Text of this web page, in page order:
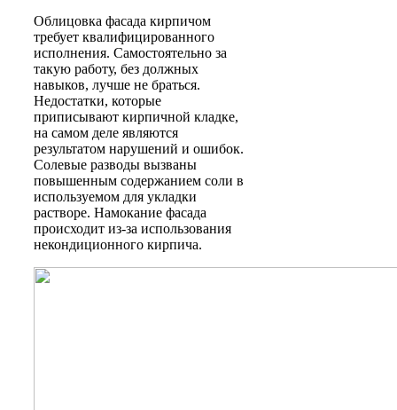
Облицовка фасада кирпичом
требует квалифицированного
исполнения. Самостоятельно за
такую работу, без должных
навыков, лучше не браться.
Недостатки, которые
приписывают кирпичной кладке,
на самом деле являются
результатом нарушений и ошибок.
Солевые разводы вызваны
повышенным содержанием соли в
используемом для укладки
растворе. Намокание фасада
происходит из-за использования
некондиционного кирпича.